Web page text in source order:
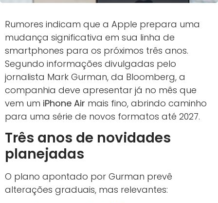
Rumores indicam que a Apple prepara uma
mudança significativa em sua linha de
smartphones para os próximos três anos.
Segundo informações divulgadas pelo
jornalista Mark Gurman, da Bloomberg, a
companhia deve apresentar já no mês que
vem um iPhone Air mais fino, abrindo caminho
para uma série de novos formatos até 2027.
Três anos de novidades
planejadas
O plano apontado por Gurman prevê
alterações graduais, mas relevantes: